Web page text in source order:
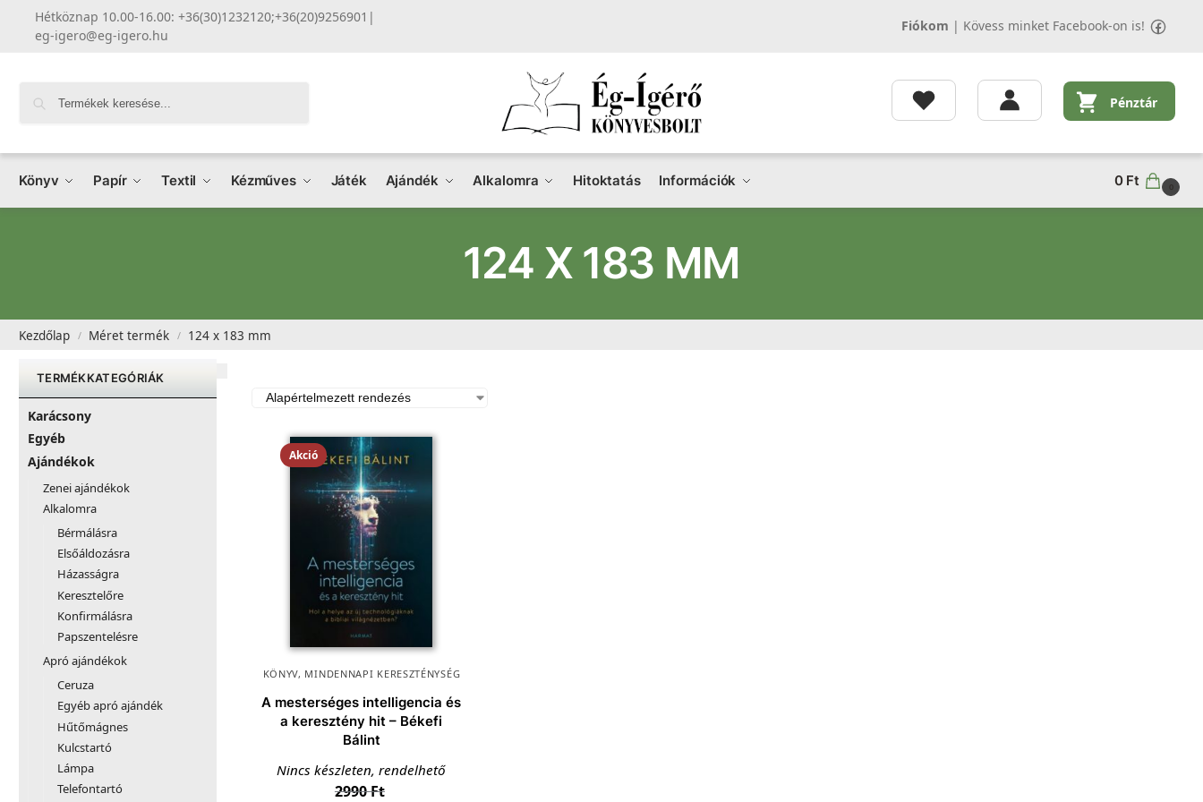
Hétköznap 10.00-16.00: +36(30)1232120;+36(20)9256901 |
eg-igero@eg-igero.hu
Fiókom | Kövess minket Facebook-on is!
Pénztár
Könyv Papír Textil Kézműves Játék Ajándék Alkalomra Hitoktatás Információk 0 Ft 0
124 X 183 MM
Kezdőlap / Méret termék / 124 x 183 mm
Akció
KÖNYV, MINDENNAPI KERESZTÉNYSÉG
A mesterséges intelligencia és
a keresztény hit – Békefi
Bálint
Nincs készleten, rendelhető
2990Ft
TERMÉKKATEGÓRIÁK
Karácsony
Egyéb
Ajándékok
Zenei ajándékok
Alkalomra
Bérmálásra
Elsőáldozásra
Házasságra
Keresztelőre
Konfirmálásra
Papszentelésre
Apró ajándékok
Ceruza
Egyéb apró ajándék
Hűtőmágnes
Kulcstartó
Lámpa
Telefontartó